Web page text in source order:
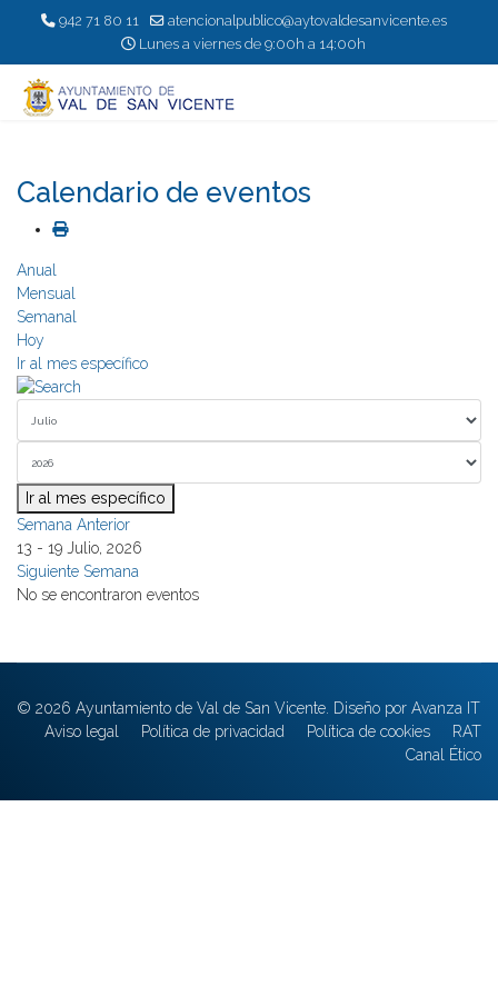
942 71 80 11
atencionalpublico@aytovaldesanvicente.es
Lunes a viernes de 9:00h a 14:00h
Calendario de eventos
Anual
Mensual
Semanal
Hoy
Ir al mes específico
Ir al mes específico
Semana Anterior
13 - 19 Julio, 2026
Siguiente Semana
No se encontraron eventos
© 2026 Ayuntamiento de Val de San Vicente. Diseño por Avanza IT
Aviso legal
Política de privacidad Política de cookies
RAT
Canal Ético